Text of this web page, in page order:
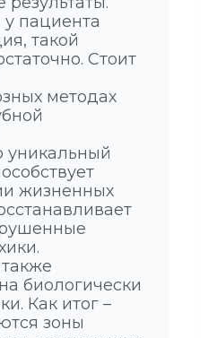
пациента
такой
Стоит
методах
уникальный
жизненных
биологически
Как итог –
зоны